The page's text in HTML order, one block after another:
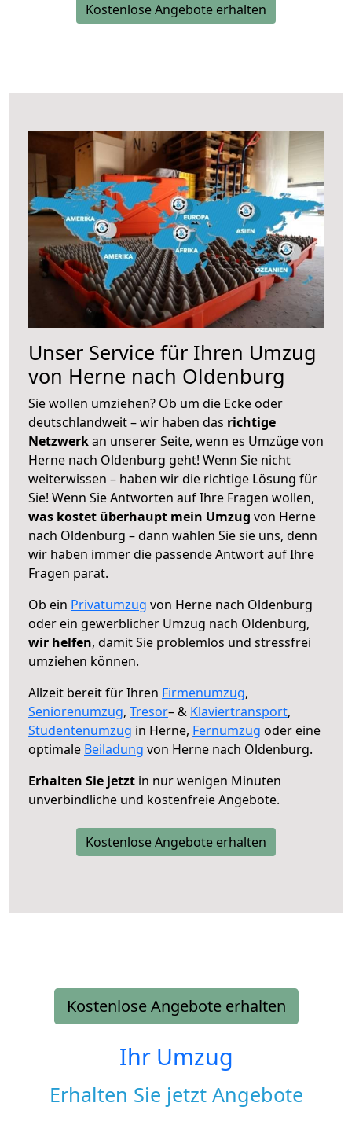
Kostenlose Angebote erhalten
Unser Service für Ihren Umzug
von Herne nach Oldenburg
Sie wollen umziehen? Ob um die Ecke oder
deutschlandweit – wir haben das richtige
Netzwerkan unserer Seite, wenn es Umzüge von
Herne nach Oldenburg geht! Wenn Sie nicht
weiterwissen – haben wir die richtige Lösung für
Sie! Wenn Sie Antworten auf Ihre Fragen wollen,
was kostet überhaupt mein Umzug von Herne
nach Oldenburg – dann wählen Sie sie uns, denn
wir haben immer die passende Antwort auf Ihre
Fragen parat.
Ob ein Privatumzug von Herne nach Oldenburg
oder ein gewerblicher Umzug nach Oldenburg,
wir helfen, damit Sie problemlos und stressfrei
umziehen können.
Allzeit bereit für Ihren Firmenumzug,
Seniorenumzug, Tresor– & Klaviertransport,
Studentenumzug in Herne, Fernumzug oder eine
optimale Beiladung von Herne nach Oldenburg.
Erhalten Sie jetzt in nur wenigen Minuten
unverbindliche und kostenfreie Angebote.
Kostenlose Angebote erhalten
Kostenlose Angebote erhalten
Ihr Umzug
Erhalten Sie jetzt Angebote